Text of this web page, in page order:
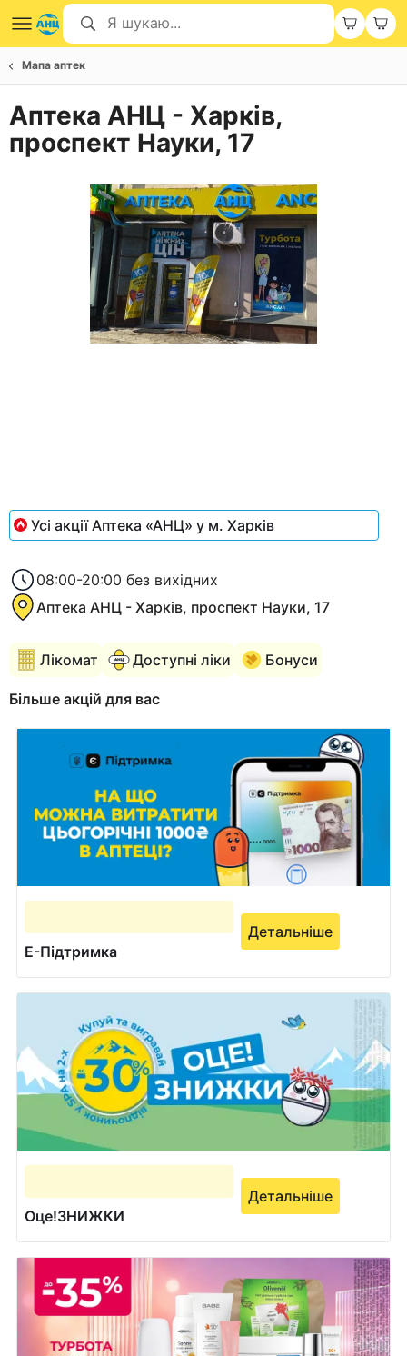
Мапа аптек
Аптека АНЦ - Харків,
проспект Науки, 17
Усі акції Аптека «АНЦ» у м. Харків
08:00-20:00 без вихідних
Аптека АНЦ - Харків, проспект Науки, 17
Лікомат Доступні ліки Бонуси
Більше акцій для вас
Е-Підтримка
Детальніше
Оце!ЗНИЖКИ
Детальніше